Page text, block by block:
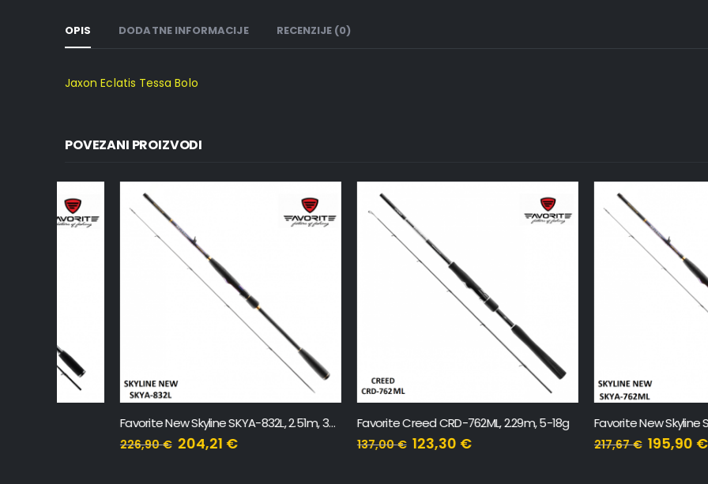
OPIS DODATNE INFORMACIJE RECENZIJE (0)
Jaxon Eclatis Tessa Bolo
POVEZANI PROIZVODI
Favorite New Skyline SKYA-832L, 2.51m, 3-14g
204,21€
Favorite Creed CRD-762ML, 2.29m, 5-18g
123,30€ 195,90€